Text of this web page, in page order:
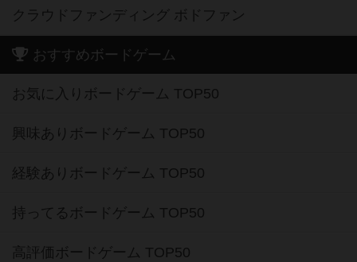
クラウドファンディング ボドファン
おすすめボードゲーム
お気に入りボードゲーム TOP50
興味ありボードゲーム TOP50
経験ありボードゲーム TOP50
持ってるボードゲーム TOP50
高評価ボードゲーム TOP50